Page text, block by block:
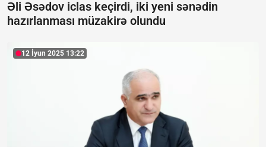
Əli Əsədov iclas keçirdi, iki yeni sənədin
hazırlanması müzakirə olundu
12 İyun 2025 13:22